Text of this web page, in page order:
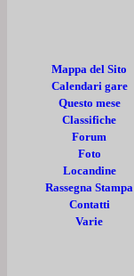
Mappa del Sito
Calendari gare
Questo mese
Classifiche
Forum
Foto
Locandine
Rassegna Stampa
Contatti
Varie